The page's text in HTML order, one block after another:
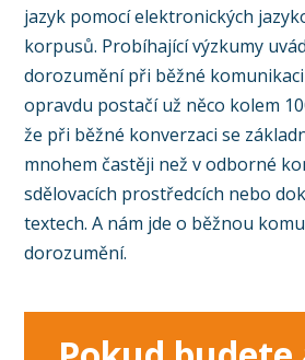
jazyk pomocí elektronických
korpusů. Probíhající výzkumy
dorozumění při běžné
opravdu postačí už něco kolem
že při běžné konverzaci se
mnohem častěji než v odborné
sdělovacích prostředcích nebo
textech. A nám jde o běžnou
dorozumění.